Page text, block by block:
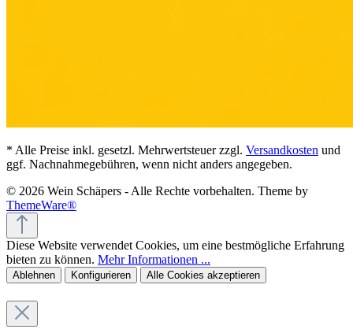
* Alle Preise inkl. gesetzl. Mehrwertsteuer zzgl. Versandkosten und
ggf. Nachnahmegebühren, wenn nicht anders angegeben.
© 2026 Wein Schäpers - Alle Rechte vorbehalten. Theme by
ThemeWare®
Diese Website verwendet Cookies, um eine bestmögliche Erfahrung
bieten zu können. Mehr Informationen ...
Ablehnen Konfigurieren Alle Cookies akzeptieren